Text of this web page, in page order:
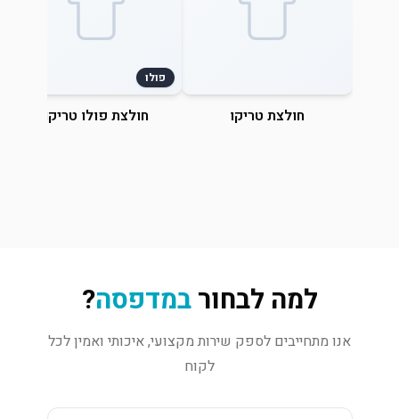
חולצת טריקו
פולו
חולצת פולו טריקו
למה לבחורבמדפסה?
אנו מתחייבים לספק שירות מקצועי, איכותי ואמין לכל
לקוח